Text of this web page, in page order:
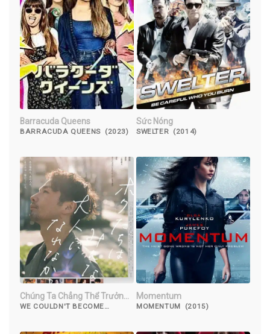
Barracuda Queens
BARRACUDA QUEENS (2023)
Sức Nóng
SWELTER (2014)
Chúng Ta Chẳng Thể Trưởng
Thành
WE COULDN'T BECOME
Momentum
MOMENTUM (2015)